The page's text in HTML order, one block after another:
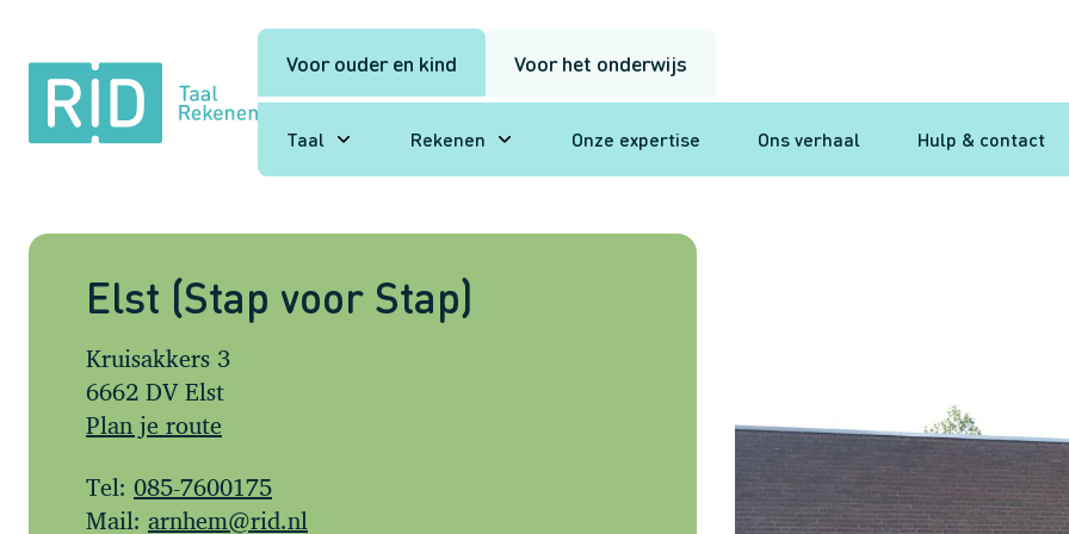
RID
Taal
Rekenen
Voor ouder en kind Voor het onderwijs
Taal Rekenen Onze expertise Ons verhaal Hulp & contact
Elst (Stap voor Stap)
Kruisakkers 3
6662 DV Elst
Plan je route
Tel: 085-7600175
Mail: arnhem@rid.nl